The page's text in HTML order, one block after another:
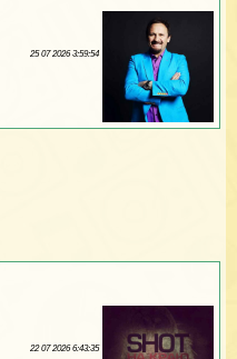
25 07 2026 3:59:54
22 07 2026 6:43:35